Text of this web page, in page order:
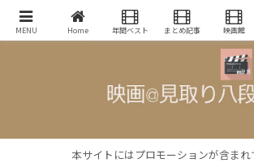
映画批評・レビューブログ
本サイトにはプロモーションが含まれ
MENU Home 年間ベスト まとめ記事 映画館